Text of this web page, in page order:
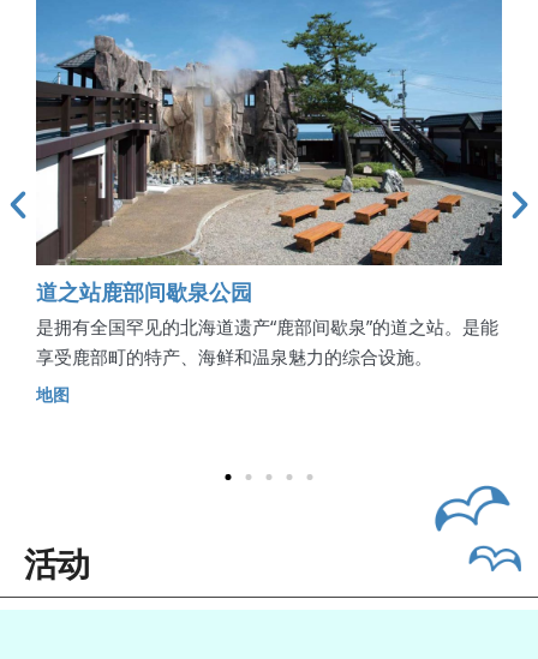
道之站鹿部间歇泉公园
是拥有全国罕见的北海道遗产“鹿部间歇泉”的道之站。是能
享受鹿部町的特产、海鲜和温泉魅力的综合设施。
地图
活动